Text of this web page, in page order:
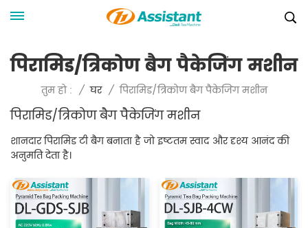
पिरामिड/त्रिकोण बैग पैकेजिंग मशीन
तुम हो : / घर / पिरामिड/त्रिकोण बैग पैकेजिंग मशीन
पिरामिड/त्रिकोण बैग पैकेजिंग मशीन
शानदार पिरामिड टी बैग बनाता है जो इष्टतम स्वाद और दृश्य आनंद की
अनुमति देता है।